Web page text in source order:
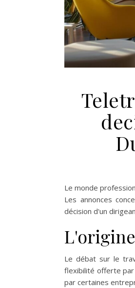
Le monde
Les annonces
décision d'un
Le débat sur le
flexibilité offerte par
par certaines